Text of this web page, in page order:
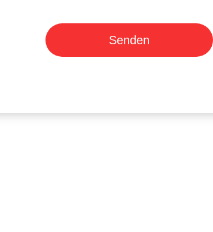
Senden